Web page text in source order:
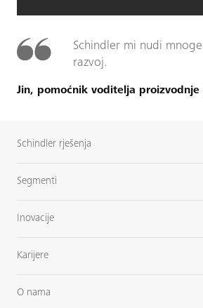
Schindler mi nudi
razvoj.
Jin, pomoćnik voditelja proizvodnje
Schindler rješenja
Segmenti
Inovacije
Karijere
O nama